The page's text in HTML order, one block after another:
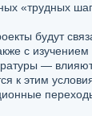
«трудных
будут
с
—
к этим